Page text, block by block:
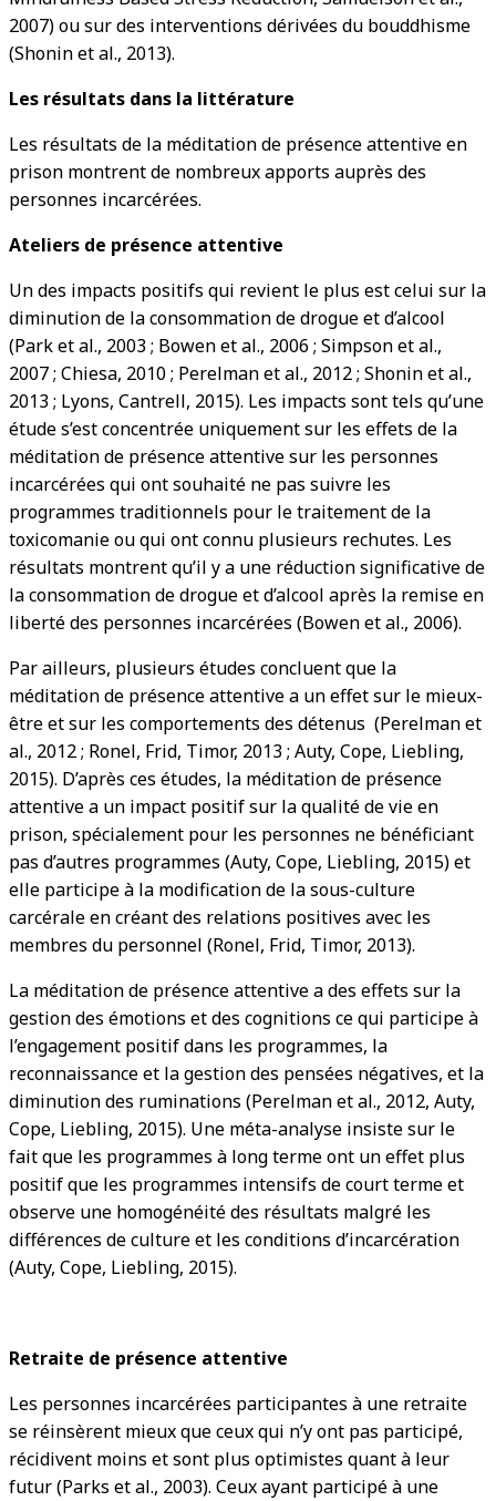
2007) ou sur des interventions dérivées du bouddhisme
(Shonin et al., 2013).
Les résultats dans la littérature
Les résultats de la méditation de présence attentive en
prison montrent de nombreux apports auprès des
personnes incarcérées.
Ateliers de présence attentive
Un des impacts positifs qui revient le plus est celui sur la
diminution de la consommation de drogue et d’alcool
(Park et al., 2003 ; Bowen et al., 2006 ; Simpson et al.,
2007 ; Chiesa, 2010 ; Perelman et al., 2012 ; Shonin et al.,
2013 ; Lyons, Cantrell, 2015). Les impacts sont tels qu’une
étude s’est concentrée uniquement sur les effets de la
méditation de présence attentive sur les personnes
incarcérées qui ont souhaité ne pas suivre les
programmes traditionnels pour le traitement de la
toxicomanie ou qui ont connu plusieurs rechutes. Les
résultats montrent qu’il y a une réduction significative de
la consommation de drogue et d’alcool après la remise en
liberté des personnes incarcérées (Bowen et al., 2006).
Par ailleurs, plusieurs études concluent que la
méditation de présence attentive a un effet sur le mieux-
être et sur les comportements des détenus (Perelman et
al., 2012 ; Ronel, Frid, Timor, 2013 ; Auty, Cope, Liebling,
2015). D’après ces études, la méditation de présence
attentive a un impact positif sur la qualité de vie en
prison, spécialement pour les personnes ne bénéficiant
pas d’autres programmes (Auty, Cope, Liebling, 2015) et
elle participe à la modification de la sous-culture
carcérale en créant des relations positives avec les
membres du personnel (Ronel, Frid, Timor, 2013).
La méditation de présence attentive a des effets sur la
gestion des émotions et des cognitions ce qui participe à
l’engagement positif dans les programmes, la
reconnaissance et la gestion des pensées négatives, et la
diminution des ruminations (Perelman et al., 2012, Auty,
Cope, Liebling, 2015). Une méta-analyse insiste sur le
fait que les programmes à long terme ont un effet plus
positif que les programmes intensifs de court terme et
observe une homogénéité des résultats malgré les
différences de culture et les conditions d’incarcération
(Auty, Cope, Liebling, 2015).
Retraite de présence attentive
Les personnes incarcérées participantes à une retraite
se réinsèrent mieux que ceux qui n’y ont pas participé,
récidivent moins et sont plus optimistes quant à leur
futur (Parks et al., 2003). Ceux ayant participé à une